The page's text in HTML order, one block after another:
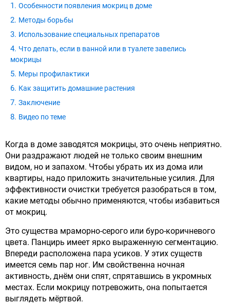
Особенности появления мокриц в доме
Методы борьбы
Использование специальных препаратов
Что делать, если в ванной или в туалете завелись
мокрицы
Меры профилактики
Как защитить домашние растения
Заключение
Видео по теме
Когда в доме заводятся мокрицы, это очень неприятно.
Они раздражают людей не только своим внешним
видом, но и запахом. Чтобы убрать их из дома или
квартиры, надо приложить значительные усилия. Для
эффективности очистки требуется разобраться в том,
какие методы обычно применяются, чтобы избавиться
от мокриц.
Это существа мраморно-серого или буро-коричневого
цвета. Панцирь имеет ярко выраженную сегментацию.
Впереди расположена пара усиков. У этих существ
имеется семь пар ног. Им свойственна ночная
активность, днём они спят, спрятавшись в укромных
местах. Если мокрицу потревожить, она попытается
выглядеть мёртвой.